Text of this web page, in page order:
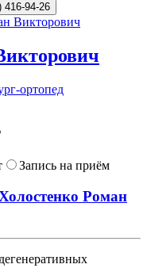
416-94-26
ортопед
Запись на приём
Роман